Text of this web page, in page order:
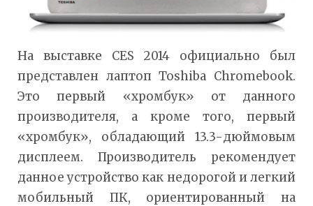
На выставке CES 2014 официально был
представлен лаптоп Toshiba Chromebook.
Это первый «хромбук» от данного
производителя, а кроме того, первый
«хромбук», обладающий 13.3-дюймовым
дисплеем. Производитель рекомендует
данное устройство как недорогой и легкий
мобильный ПК, ориентированный на